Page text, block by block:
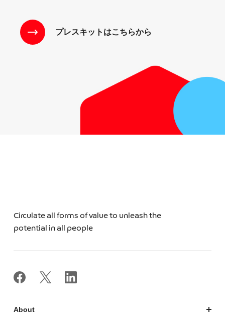
プレスキットはこちらから
Circulate all forms of value to unleash the
potential in all people
About